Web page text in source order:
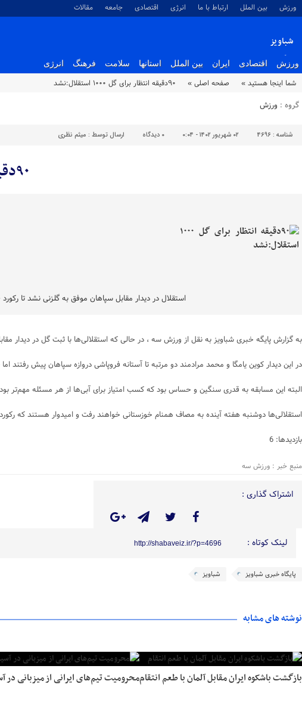
ورزش بین الملل ارتباط با ما انرژی اقتصادی جامعه مقالات
شباویز
پایگاه خبری شباویزورزش اقتصادی ایران بین الملل استانها سلامت فرهنگ انرژی
شما اینجا هستید » صفحه اصلی » ۹۰دقیقه انتظار برای گل ۱۰۰۰ استقلال:نشد
گروه : ورزش
شناسه : 4696 ۰۲ شهریور ۱۴۰۲ - ۰:۰۴ ۰ دیدگاه ارسال توسط : میثم نظری
۹۰دقیقه انتظار برای گل ۱۰۰۰ استقلال:نشد
استقلال در دیدار مقابل سپاهان موفق به گلزنی نشد تا رکورد ۱۰۰۰ گله شدن در لیگ‌برتر به دیدار بعدی آنها موکول شود.
به گزارش پایگه خبری شباویز به نقل از ورزش سه ، در حالی که استقلالی‌ها با ثبت گل در دیدار
در این دیدار کوین یامگا و محمد مرادمند دو مرتبه تا آستانه فروپاشی دروازه سپاهان پیش‌ رفتند اما
البته این مسابقه به قدری سنگین و حساس بود که کسب امتیاز برای آبی‌ها از هر مسئله مهم‌تر
استقلالی‌ها دوشنبه هفته آینده به مصاف همنام خوزستانی خواهند رفت و امیدوار هستند که رکورد ۱۰۰۰ گل را این دیدار ثبت کنند. آنها برای این رکورد ۲۱ سال و ۹ ماه و ۱۹ روز انتظار کشیده‌اند، ۵ روز دیگر هم رویش!
بازدیدها: 6
منبع خبر : ورزش سه
اشتراک گذاری :
لینک کوتاه : http://shabaveiz.ir/?p=4696
پایگاه خبری شباویز شباویز
نوشته های مشابه
بازگشت باشکوه ایران مقابل آلمان با طعم انتقاممحرومیت تیم‌های ایرانی از میزبانی در